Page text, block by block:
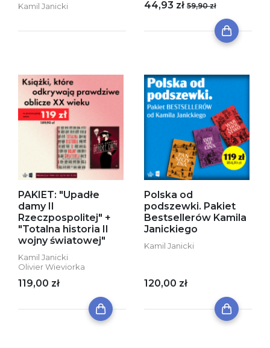
Kamil Janicki 44,93 zł 59,90 zł
PAKIET: "Upadłe
damy II
Rzeczpospolitej" +
"Totalna historia II
wojny światowej"
Kamil Janicki
Olivier Wieviorka
119,00 zł
Polska od
podszewki. Pakiet
Bestsellerów Kamila
Janickiego
Kamil Janicki
120,00 zł